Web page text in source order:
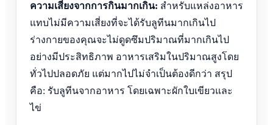
ความเสี่ยงจากการกินมากเกิน: สำหรับแหล่งอาหาร
แทบไม่มีความเสี่ยงที่จะได้รับลูทีนมากเกินไป
ร่างกายของคุณจะไม่ดูดซึมปริมาณที่มากเกินไป
อย่างมีประสิทธิภาพ อาหารเสริมในปริมาณสูงโดย
ทั่วไปปลอดภัย แต่มากไปไม่จำเป็นต้องดีกว่า สรุป
คือ: รับลูทีนจากอาหาร โดยเฉพาะผักใบเขียวและ
ไข่